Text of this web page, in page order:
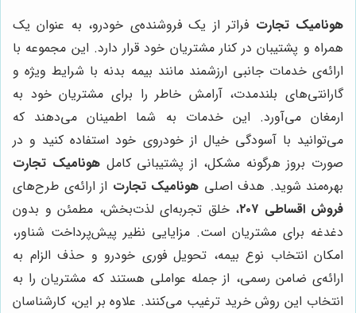
هونامیک تجارت فراتر از یک فروشنده‌ی خودرو، به عنوان یک
همراه و پشتیبان در کنار مشتریان خود قرار دارد. این مجموعه با
ارائه‌ی خدمات جانبی ارزشمند مانند بیمه بدنه با شرایط ویژه و
گارانتی‌های بلندمدت، آرامش خاطر را برای مشتریان خود به
ارمغان می‌آورد. این خدمات به شما اطمینان می‌دهند که
می‌توانید با آسودگی خیال از خودروی خود استفاده کنید و در
صورت بروز هرگونه مشکل، از پشتیبانی کاملهونامیک تجارت
بهره‌مند شوید. هدف اصلی هونامیک تجارت از ارائه‌ی طرح‌های
فروش اقساطی ۲۰۷
، خلق تجربه‌ای لذت‌بخش، مطمئن و بدون
دغدغه برای مشتریان است. مزایایی نظیر پیش‌پرداخت شناور،
امکان انتخاب نوع بیمه، تحویل فوری خودرو و حذف الزام به
ارائه‌ی ضامن رسمی، از جمله عواملی هستند که مشتریان را به
انتخاب این روش خرید ترغیب می‌کنند. علاوه بر این، کارشناسان